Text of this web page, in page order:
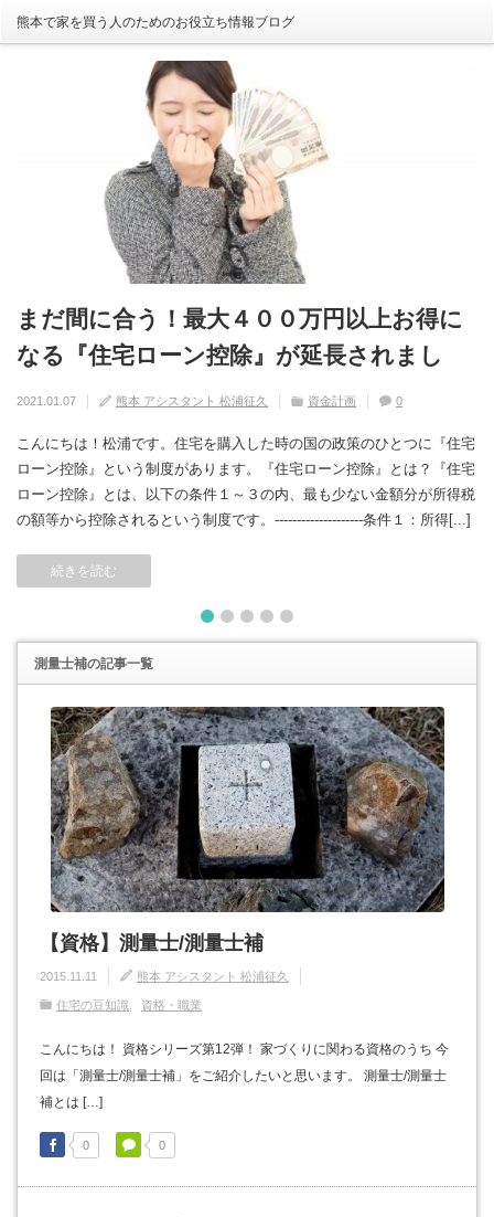
熊本で家を買う人のためのお役立ち情報ブログ
まだ間に合う！最大４００万円以上お得に
なる『住宅ローン控除』が延長されまし
た！
2021.01.07 熊本 アシスタント 松浦征久 資金計画 0
こんにちは！松浦です。住宅を購入した時の国の政策のひとつに『住宅
ローン控除』という制度があります。『住宅ローン控除』とは？『住宅
ローン控除』とは、以下の条件１～３の内、最も少ない金額分が所得税
の額等から控除されるという制度です。--------------------条件１：所得[...]
続きを読む
自分の家がいわゆる『欠陥住宅』ならない
ように気を付けるためには？
2020.09.17 熊本 アシスタント 松浦征久 住宅の豆知識 家づくり
建売住宅と注文住宅の寿命は違う！？
2020.08.29 熊本 アシスタント 松浦征久 住宅の豆知識 家づくり
住宅の中でも熱中症にかかる！？原因や対
策は？
2020.08.27
熊本 アシスタント 松浦征久
【火災保険】万が一の災害や事故の時にど
こまで補償されるの？
2020.07.11 熊本 アシスタント 松浦征久 住宅の豆知識
家づくり
1 2 3 4
測量士補の記事一覧
【資格】測量士/測量士補
2015.11.11 熊本 アシスタント 松浦征久
住宅の豆知識 資格・職業
こんにちは！ 資格シリーズ第12弾！ 家づくりに関わる資格のうち 今
回は「測量士/測量士補」をご紹介したいと思います。 測量士/測量士
補とは […]
0 0